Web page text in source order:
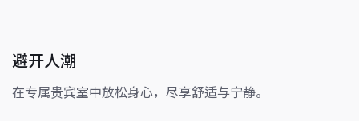
避开人潮
在专属贵宾室中放松身心，尽享舒适与宁静。